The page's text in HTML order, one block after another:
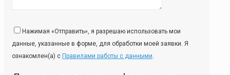
Нажимая «Отправить», я разрешаю использовать мои
данные, указанные в форме, для обработки моей заявки. Я
ознакомлен(а) с Правилами работы с данными.